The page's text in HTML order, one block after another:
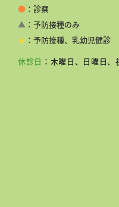
休診日 ：木曜日、日曜日、
● ：診察
▲ ：予防接種のみ
★ ：予防接種、乳幼児健診